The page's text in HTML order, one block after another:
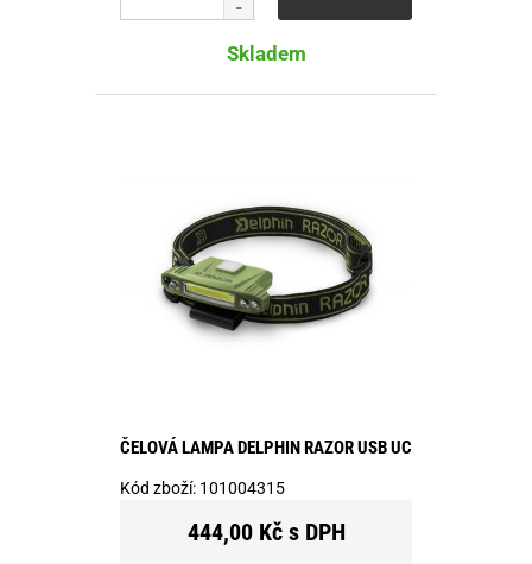
Skladem
ČELOVÁ LAMPA DELPHIN RAZOR USB UC
Kód zboží: 101004315
444,00 Kč s DPH